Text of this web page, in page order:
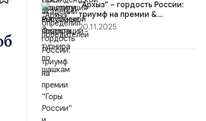
"Архыз" – гордость России:
триумф на премии &...
20.11.2025